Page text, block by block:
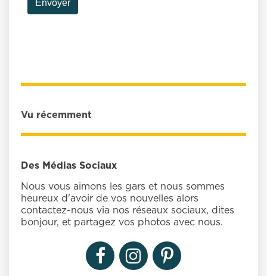
Vu récemment
Des Médias Sociaux
Nous vous aimons les gars et nous sommes
heureux d'avoir de vos nouvelles alors
contactez-nous via nos réseaux sociaux, dites
bonjour, et partagez vos photos avec nous.